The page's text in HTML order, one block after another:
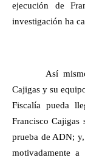
ejecución de
investigación ha
Así
Cajigas y su
Fiscalía pueda
Francisco Cajigas
prueba de ADN;
motivadamente